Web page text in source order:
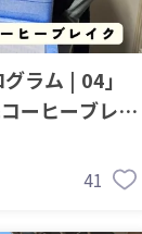
ラム | 04」
ーヒーブレイ
41